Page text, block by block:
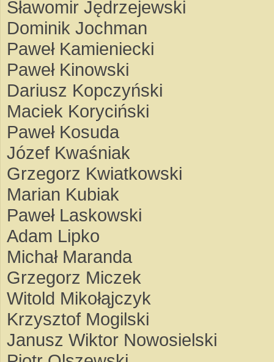
Sławomir Jędrzejewski
Dominik Jochman
Paweł Kamieniecki
Paweł Kinowski
Dariusz Kopczyński
Maciek Koryciński
Paweł Kosuda
Józef Kwaśniak
Grzegorz Kwiatkowski
Marian Kubiak
Paweł Laskowski
Adam Lipko
Michał Maranda
Grzegorz Miczek
Witold Mikołąjczyk
Krzysztof Mogilski
Janusz Wiktor Nowosielski